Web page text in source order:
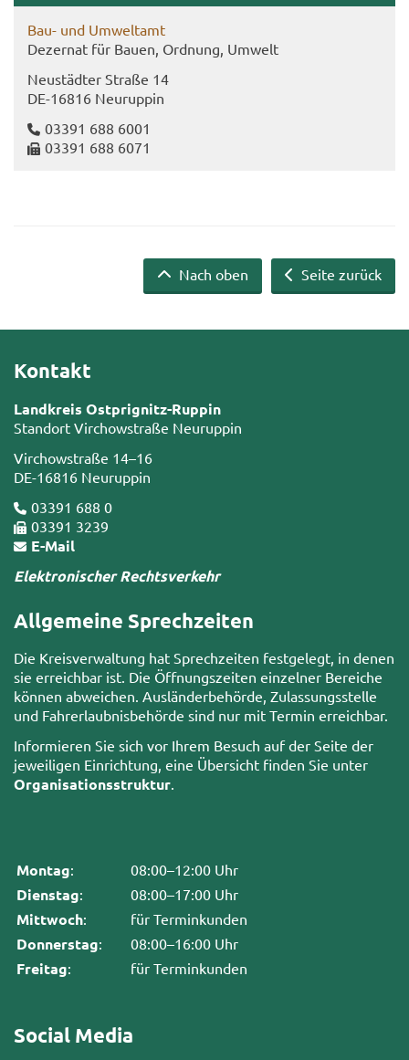
Bau- und Um­welt­amt
De­zer­nat für Bauen, Ord­nung, Um­welt
Neu­städ­ter Stra­ße 14
DE-​16816 Neu­rup­pin
03391 688 6001
03391 688 6071
Seite zurück
Nach oben
Kontakt
Landkreis Ostprignitz-Ruppin
Standort Virchowstraße Neuruppin
Virchowstraße 14–16
DE-16816 Neuruppin
03391 688 0
03391 3239
E-Mail
Elektronischer Rechtsverkehr
Allgemeine Sprechzeiten
Die Kreisverwaltung hat Sprechzeiten festgelegt, in denen
sie erreichbar ist. Die Öffnungszeiten einzelner Bereiche
können abweichen. Ausländerbehörde, Zulassungsstelle
und Fahrerlaubnisbehörde sind nur mit Termin erreichbar.
Informieren Sie sich vor Ihrem Besuch auf der Seite der
jeweiligen Einrichtung, eine Übersicht finden Sie unter
Organisationsstruktur.
Montag: 08:00–12:00 Uhr
Dienstag: 08:00–17:00 Uhr
Mittwoch: für Terminkunden
Donnerstag: 08:00–16:00 Uhr
Freitag: für Terminkunden
Social Media